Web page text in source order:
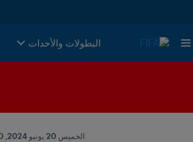
البطولات والأحدات
الخميس 20 يونيو 2024, 08:00